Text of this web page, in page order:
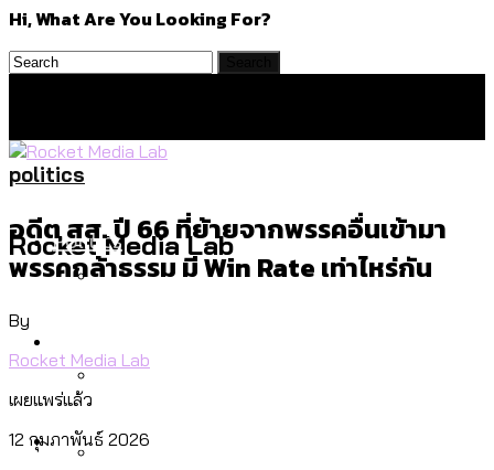
Hi, What Are You Looking For?
Rocket Media Lab
Politics
จราจรฯ เพิ่ม 150% มีเพียง 5 เขตที่งบเพิ่ม
สำรวจเหตุไฟไหม้ในกรุงเทพฯ ส่วนใหญ่มา
Culture
politics
อดีต สส. ปี 66 ที่ย้ายจากพรรคอื่นเข้ามา
พรรคกล้าธรรม มี Win Rate เท่าไหร่กัน
By
Rocket Media Lab
เผยแพร่แล้ว
12 กุมภาพันธ์ 2026